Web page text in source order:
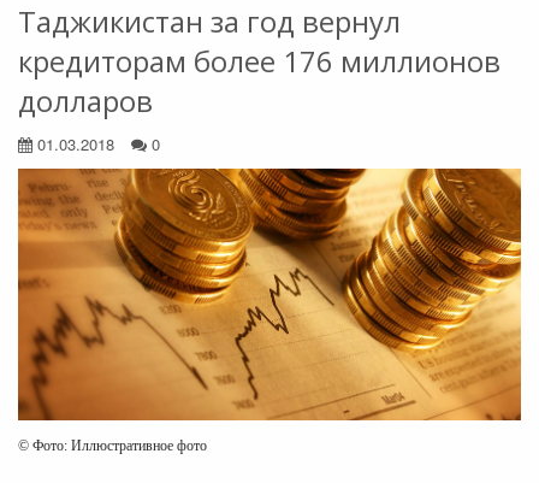
Таджикистан за год вернул
кредиторам более 176 миллионов
долларов
01.03.2018 0
© Фото: Иллюстративное фото